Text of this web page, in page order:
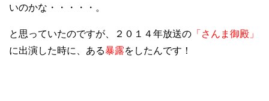
いのかな・・・・・。
と思っていたのですが、２０１４年放送の 「さんま御殿」
に出演した時に、ある暴露をしたんです！